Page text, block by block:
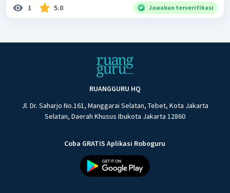
1 5.0 Jawaban terverifikasi
RUANGGURU HQ
Jl. Dr. Saharjo No.161, Manggarai Selatan, Tebet, Kota Jakarta
Selatan, Daerah Khusus Ibukota Jakarta 12860
Coba GRATIS Aplikasi Roboguru